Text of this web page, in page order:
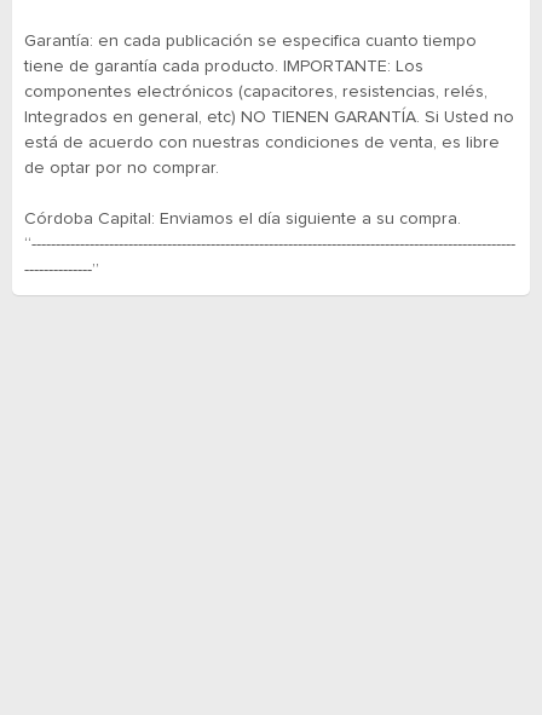
Garantía: en cada publicación se especifica cuanto tiempo
tiene de garantía cada producto. IMPORTANTE: Los
componentes electrónicos (capacitores, resistencias, relés,
Integrados en general, etc) NO TIENEN GARANTÍA. Si Usted no
está de acuerdo con nuestras condiciones de venta, es libre
de optar por no comprar.
Córdoba Capital: Enviamos el día siguiente a su compra.
“----------------------------------------------------------------------------------------------------
--------------”